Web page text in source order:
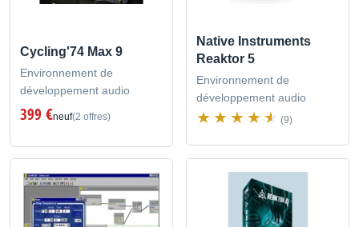
Cycling'74 Max 9
Environnement de
développement audio
399 €neuf(2 offres)
Native Instruments
Reaktor 5
Environnement de
développement audio
(9)